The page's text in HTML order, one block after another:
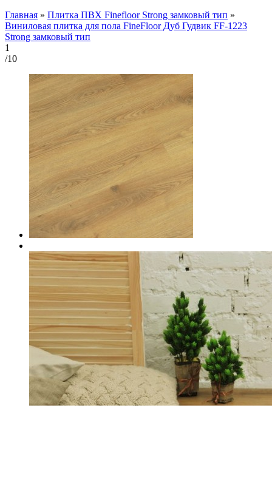
Главная » Плитка ПВХ Finefloor Strong замковый тип »
Виниловая плитка для пола FineFloor Дуб Гудвик FF-1223
Strong замковый тип
1
/10